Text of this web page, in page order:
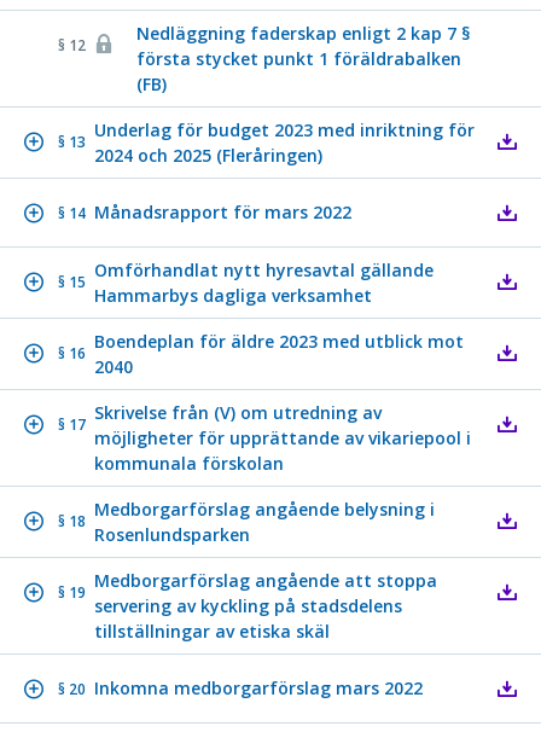
§ 12
Nedläggning faderskap enligt 2 kap 7 §
första stycket punkt 1 föräldrabalken
(FB)
§ 13
Underlag för budget 2023 med inriktning för
2024 och 2025 (Fleråringen)
§ 14 Månadsrapport för mars 2022
§ 15
Omförhandlat nytt hyresavtal gällande
Hammarbys dagliga verksamhet
§ 16
Boendeplan för äldre 2023 med utblick mot
2040
§ 17
Skrivelse från (V) om utredning av
möjligheter för upprättande av vikariepool i
kommunala förskolan
§ 18
Medborgarförslag angående belysning i
Rosenlundsparken
§ 19
Medborgarförslag angående att stoppa
servering av kyckling på stadsdelens
tillställningar av etiska skäl
§ 20 Inkomna medborgarförslag mars 2022